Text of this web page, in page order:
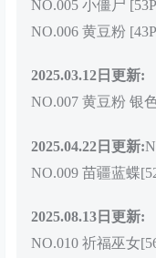
NO.005 小僵尸
NO.006 黄豆粉
2025.03.12日更新:
NO.007 黄豆粉 银
2025.04.22日更新:
NO.009 苗疆蓝蝶
2025.08.13日更新:
NO.010 祈福巫女